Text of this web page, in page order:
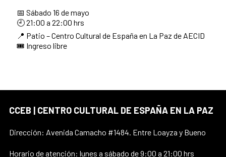
📅 Sábado 16 de mayo
🕘 21:00 a 22:00 hrs
📍 Patio – Centro Cultural de España en La Paz de AECID
🎟️ Ingreso libre
CCEB | CENTRO CULTURAL DE ESPAÑA EN LA PAZ
Dirección: Avenida Camacho #1484. Entre Loayza y Bueno
Horario de atención: lunes a sábado de 9:00 a 21:00 hrs